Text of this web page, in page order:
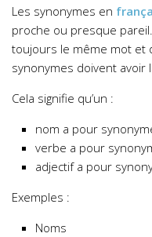
Les synonymes en
proche ou presque
toujours le même mot et
synonymes doivent avoir
Cela signifie qu’un :
nom a pour
verbe a pour
adjectif a pour
Exemples :
Noms